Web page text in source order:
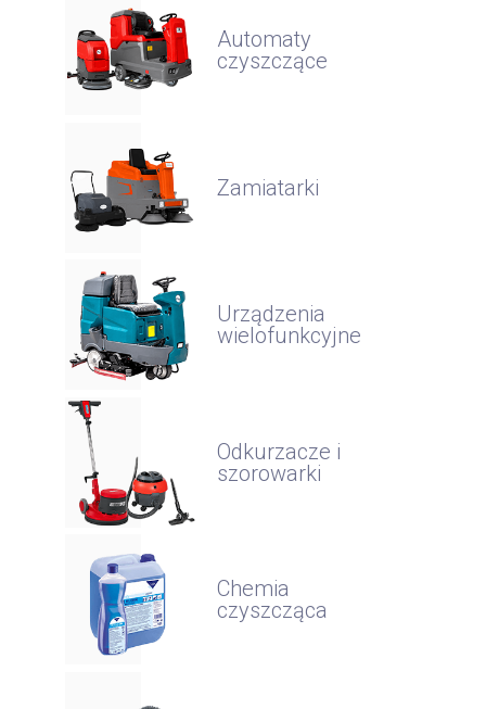
Automaty
czyszczące
Zamiatarki
Urządzenia
wielofunkcyjne
Odkurzacze i
szorowarki
Chemia
czyszcząca